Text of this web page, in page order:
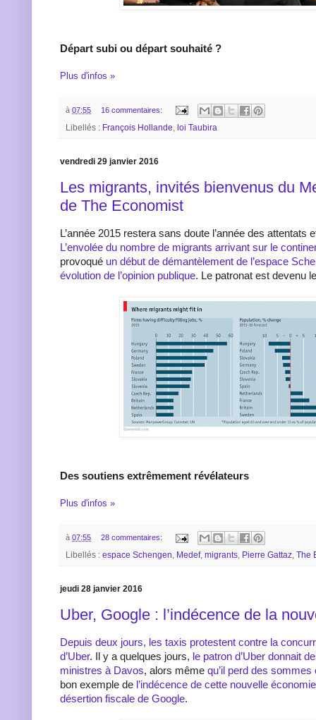
Départ subi ou départ souhaité ?
Plus d'infos »
à 07:55 16 commentaires:
Libellés : François Hollande, loi Taubira
vendredi 29 janvier 2016
Les migrants, invités bienvenus du
de The Economist
L’année 2015 restera sans doute l’année des attentats
L’envolée du nombre de migrants arrivant sur le
provoqué un début de démantèlement de l’espace
évolution de l’opinion publique. Le patronat est devenu
Des soutiens extrêmement révélateurs
Plus d'infos »
à 07:55 28 commentaires:
Libellés : espace Schengen, Medef, migrants, Pierre Gattaz, The
jeudi 28 janvier 2016
Uber, Google : l’indécence de la
Depuis deux jours, les taxis protestent contre la
d’Uber. Il y a quelques jours, le patron d’Uber donnait
ministres à Davos, alors même qu’il perd des
bon exemple de l’indécence de cette nouvelle économie
désertion fiscale de Google.